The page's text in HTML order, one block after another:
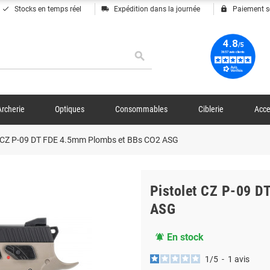
done Stocks en temps réel local_shipping Expédition dans la journée lock Paiement
search
Optiques Consommables Ciblerie
P-09 DT FDE 4.5mm Plombs et BBs CO2 ASG
Pistolet CZ P-09
ASG
notifications_active En stock
1 /5 - 1 avis